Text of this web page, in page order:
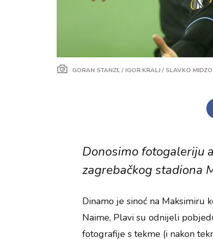
GORAN STANZL / IGOR KRALJ / SLAVKO
Donosimo fotogaleriju
zagrebačkog stadiona
Dinamo je sinoć na Maksimiru
Naime, Plavi su odnijeli
fotografije s tekme (i nakon